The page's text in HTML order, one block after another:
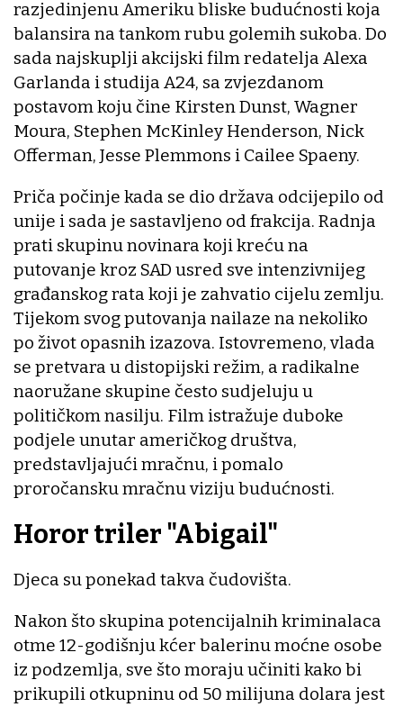
razjedinjenu Ameriku bliske budućnosti koja
balansira na tankom rubu golemih sukoba. Do
sada najskuplji akcijski film redatelja Alexa
Garlanda i studija A24, sa zvjezdanom
postavom koju čine Kirsten Dunst, Wagner
Moura, Stephen McKinley Henderson, Nick
Offerman, Jesse Plemmons i Cailee Spaeny.
Priča počinje kada se dio država odcijepilo od
unije i sada je sastavljeno od frakcija. Radnja
prati skupinu novinara koji kreću na
putovanje kroz SAD usred sve intenzivnijeg
građanskog rata koji je zahvatio cijelu zemlju.
Tijekom svog putovanja nailaze na nekoliko
po život opasnih izazova. Istovremeno, vlada
se pretvara u distopijski režim, a radikalne
naoružane skupine često sudjeluju u
političkom nasilju. Film istražuje duboke
podjele unutar američkog društva,
predstavljajući mračnu, i pomalo
proročansku mračnu viziju budućnosti.
Horor triler "Abigail"
Djeca su ponekad takva čudovišta.
Nakon što skupina potencijalnih kriminalaca
otme 12-godišnju kćer balerinu moćne osobe
iz podzemlja, sve što moraju učiniti kako bi
prikupili otkupninu od 50 milijuna dolara jest